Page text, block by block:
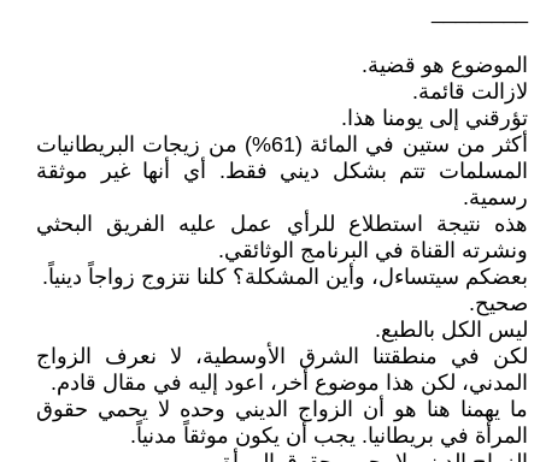
الموضوع هو قضية.
لازالت قائمة.
تؤرقني إلى يومنا هذا.
أكثر من ستين في المائة (61%) من زيجات البريطانيات
المسلمات تتم بشكل ديني فقط. أي أنها غير موثقة
رسمية.
هذه نتيجة استطلاع للرأي عمل عليه الفريق البحثي
ونشرته القناة في البرنامج الوثائقي.
بعضكم سيتساءل، وأين المشكلة؟ كلنا نتزوج زواجاً دينياً.
صحيح.
ليس الكل بالطبع.
لكن في منطقتنا الشرق الأوسطية، لا نعرف الزواج
المدني، لكن هذا موضوع أخر، اعود إليه في مقال قادم.
ما يهمنا هنا هو أن الزواج الديني وحده لا يحمي حقوق
المرأة في بريطانيا. يجب أن يكون موثقاً مدنياً.